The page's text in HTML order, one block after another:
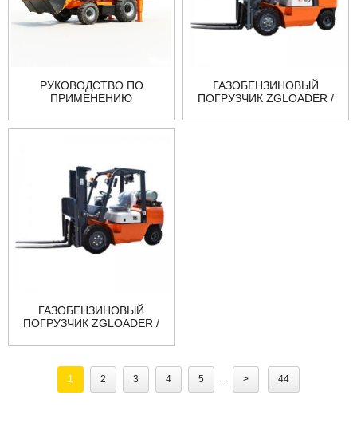
РУКОВОДСТВО ПО
ПРИМЕНЕНИЮ
ПОГРУЗЧИКА Z
ГАЗОБЕНЗИНОВЫЙ
ПОГРУЗЧИК ZGLOADER /
ГАЗОБЕНЗИНОВЫЙ
ПОГРУЗЧИК ZGLOADER /
1 2 3 4 5 ... > 44